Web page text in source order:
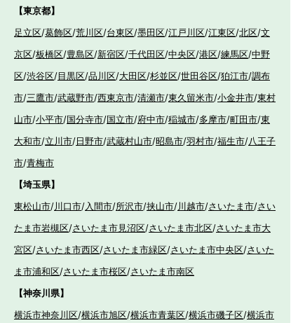
【東京都】
足立区/葛飾区/荒川区/台東区/墨田区/江戸川区/江東区/北区/文
京区/板橋区/豊島区/新宿区/千代田区/中央区/港区/練馬区/中野
区/渋谷区/目黒区/品川区/大田区/杉並区/世田谷区/狛江市/調布
市/三鷹市/武蔵野市/西東京市/清瀬市/東久留米市/小金井市/東村
山市/小平市/国分寺市/国立市/府中市/稲城市/多摩市/町田市/東
大和市/立川市/日野市/武蔵村山市/昭島市/羽村市/福生市/八王子
市/青梅市
【埼玉県】
東松山市/川口市/入間市/所沢市/挟山市/川越市/さいたま市/さい
たま市岩槻区/さいたま市見沼区/さいたま市北区/さいたま市大
宮区/さいたま市西区/さいたま市緑区/さいたま市中央区/さいた
ま市浦和区/さいたま市桜区/さいたま市南区
【神奈川県】
横浜市神奈川区/横浜市旭区/横浜市青葉区/横浜市磯子区/横浜市